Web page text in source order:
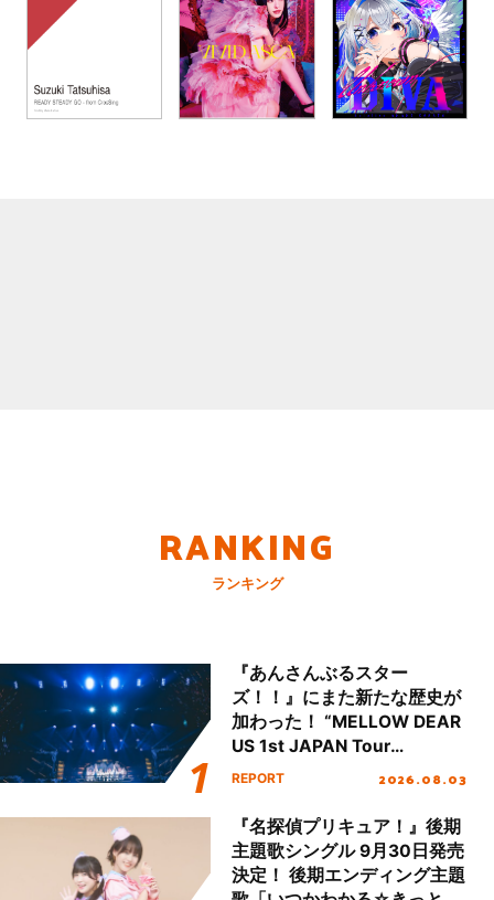
RANKING
ランキング
『あんさんぶるスター
ズ！！』にまた新たな歴史が
加わった！ “MELLOW DEAR
US 1st JAPAN Tour
Final「NICE to meet YOU
ート!!
REPORT 2026.08.03
『名探偵プリキュア！』後期
主題歌シングル 9月30日発売
決定！ 後期エンディング主題